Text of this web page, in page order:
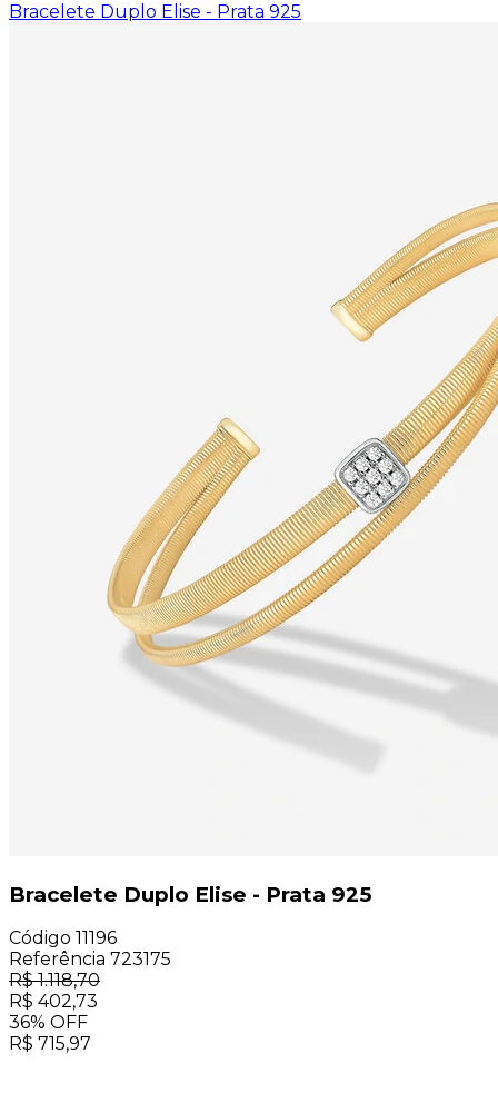
Bracelete Duplo Elise - Prata 925
Bracelete Duplo Elise - Prata 925
Código 11196
Referência 723175
R$1.118,70
R$ 402,73
36% OFF
R$ 715,97